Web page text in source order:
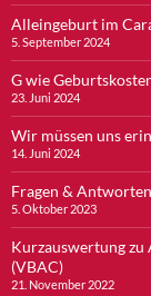
Alleingeburt im
5. September 2024
G wie
23. Juni 2024
Wir müssen uns
14. Juni 2024
Fragen &
5. Oktober 2023
Kurzauswertung
(VBAC)
21. November 2022